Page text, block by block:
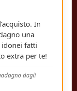
In
una
fatti
extra per te!
dagli